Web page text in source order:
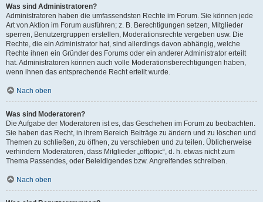
Was sind Administratoren?
Administratoren haben die umfassendsten Rechte im Forum. Sie können jede
Art von Aktion im Forum ausführen; z. B. Berechtigungen setzen, Mitglieder
sperren, Benutzergruppen erstellen, Moderationsrechte vergeben usw. Die
Rechte, die ein Administrator hat, sind allerdings davon abhängig, welche
Rechte ihnen ein Gründer des Forums oder ein anderer Administrator erteilt
hat. Administratoren können auch volle Moderationsberechtigungen haben,
wenn ihnen das entsprechende Recht erteilt wurde.
Nach oben
Was sind Moderatoren?
Die Aufgabe der Moderatoren ist es, das Geschehen im Forum zu beobachten.
Sie haben das Recht, in ihrem Bereich Beiträge zu ändern und zu löschen und
Themen zu schließen, zu öffnen, zu verschieben und zu teilen. Üblicherweise
verhindern Moderatoren, dass Mitglieder „offtopic“, d. h. etwas nicht zum
Thema Passendes, oder Beleidigendes bzw. Angreifendes schreiben.
Nach oben